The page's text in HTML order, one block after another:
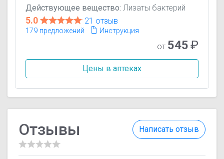
Действующее вещество: Лизаты бактерий
5.0 21 отзыв
179 предложений Инструкция
от 545₽
Цены в аптеках
Написать отзыв
Отзывы